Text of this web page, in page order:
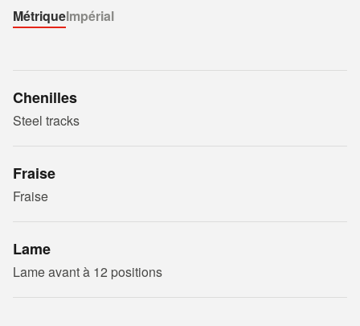
MétriqueImpérial
Chenilles
Steel tracks
Fraise
Fraise
Lame
Lame avant à 12 positions